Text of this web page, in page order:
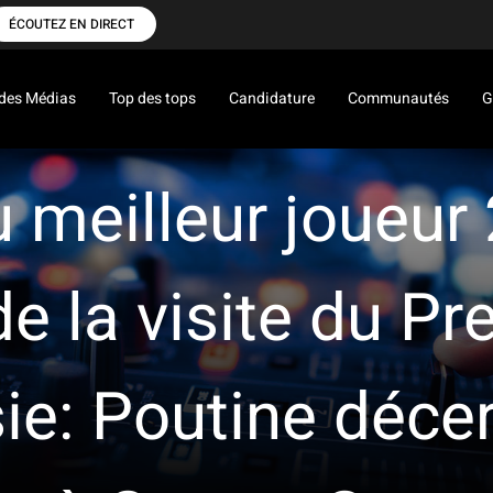
ÉCOUTEZ EN DIRECT
Médias Top des tops Candidature Communautés
meilleur
la visite du
Poutine